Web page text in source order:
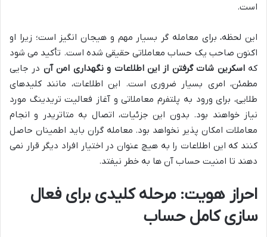
است.
این لحظه، برای معامله گر بسیار مهم و هیجان انگیز است؛ زیرا او
اکنون صاحب یک حساب معاملاتی حقیقی شده است. تأکید می شود
کهاسکرین شات گرفتن از این اطلاعات و نگهداری امن آن در جایی
مطمئن، امری بسیار ضروری است. این اطلاعات، مانند کلیدهای
طلایی، برای ورود به پلتفرم معاملاتی و آغاز فعالیت تریدینگ مورد
نیاز خواهند بود. بدون این جزئیات، اتصال به متاتریدر و انجام
معاملات امکان پذیر نخواهد بود. معامله گران باید اطمینان حاصل
کنند که این اطلاعات را به هیچ عنوان در اختیار افراد دیگر قرار نمی
دهند تا امنیت حساب آن ها به خطر نیفتد.
احراز هویت: مرحله کلیدی برای فعال
سازی کامل حساب